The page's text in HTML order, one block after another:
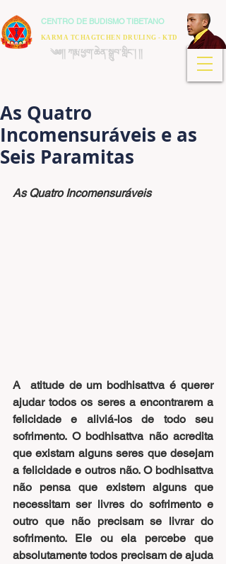
CENTRO DE BUDISMO TIBETANO
༄༅།། ཀརྨ་ཕྱག་ཆེན་སྒྲུབ་གླིང་། །།
KARMA TCHAGTCHEN DRULING - KTD
As Quatro
Incomensuráveis e as
Seis Paramitas
As Quatro Incomensuráveis
A  atitude de um bodhisattva é querer
ajudar todos os seres a encontrarem a
felicidade e aliviá-los de todo seu
sofrimento. O bodhisattva não acredita
que existam alguns seres que desejam
a felicidade e outros não. O bodhisattva
não pensa que existem alguns que
necessitam ser livres do sofrimento e
outro que não precisam se livrar do
sofrimento. Ele ou ela percebe que
absolutamente todos precisam de ajuda